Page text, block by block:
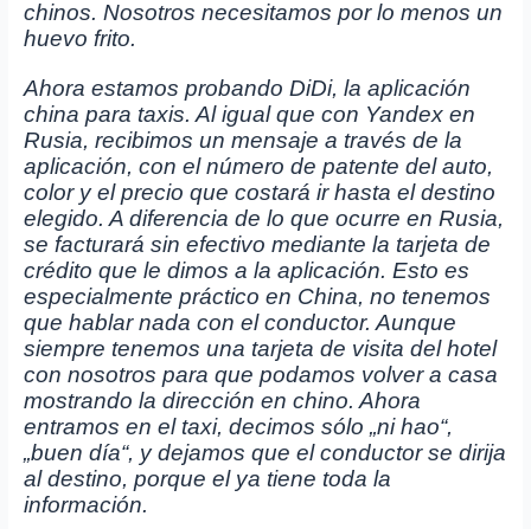
chinos. Nosotros necesitamos por lo menos un
huevo frito.
Ahora estamos probando DiDi, la aplicación
china para taxis. Al igual que con Yandex en
Rusia, recibimos un mensaje a través de la
aplicación, con el número de patente del auto,
color y el precio que costará ir hasta el destino
elegido. A diferencia de lo que ocurre en Rusia,
se facturará sin efectivo mediante la tarjeta de
crédito que le dimos a la aplicación. Esto es
especialmente práctico en China, no tenemos
que hablar nada con el conductor. Aunque
siempre tenemos una tarjeta de visita del hotel
con nosotros para que podamos volver a casa
mostrando la dirección en chino. Ahora
entramos en el taxi, decimos sólo „ni hao“,
„buen día“, y dejamos que el conductor se dirija
al destino, porque el ya tiene toda la
información.